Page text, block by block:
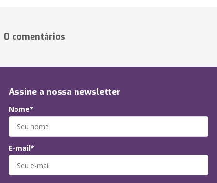
0 comentários
Assine a nossa newsletter
Nome*
E-mail*